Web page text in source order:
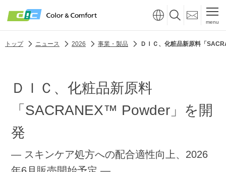
menu
トップ ニュース 2026 事業・製品 ＤＩＣ、化粧品新原料「
ＤＩＣ、化粧品新原料
「SACRANEX™ Powder」を開
発
― スキンケア処方への配合適性向上、2026